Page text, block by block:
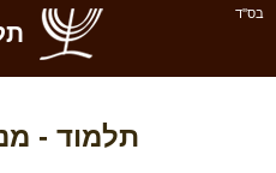
בס''ד
תלמוד -